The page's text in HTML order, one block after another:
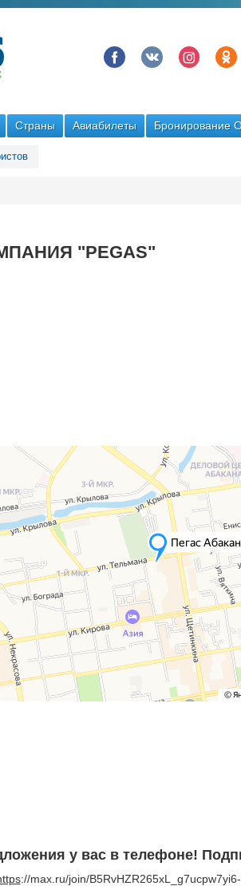
Страны Авиабилеты Бронирование
"PEGAS"
у вас в телефоне!
://max.ru/join/